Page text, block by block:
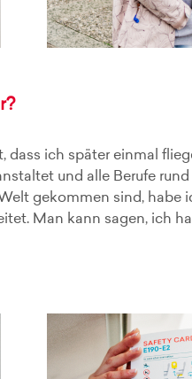
dass ich später einmal
und alle Berufe
gekommen sind, habe
Man kann sagen, ich